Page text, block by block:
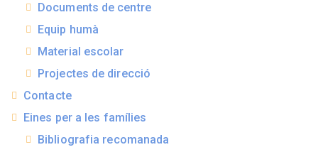
Documents de centre
Equip humà
Material escolar
Projectes de direcció
Contacte
Eines per a les famílies
Bibliografia recomanada